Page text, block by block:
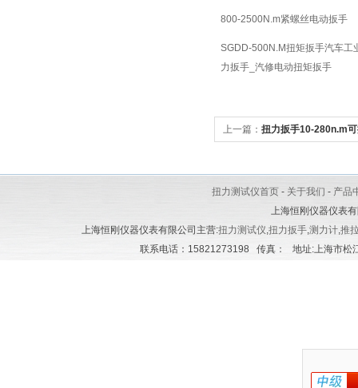
800-2500N.m紧螺丝电动扳手
SGDD-500N.M扭矩扳手汽车工
力扳手_汽修电动扭矩扳手
上一篇： 扭力扳手10-280n.m
扭力测试仪首页 - 关于我们 - 产品
上海恒刚仪器仪表
上海恒刚仪器仪表有限公司主营:扭力测试仪,扭力扳手,测力计,推
联系电话：15821273198 传真： 地址:上海市